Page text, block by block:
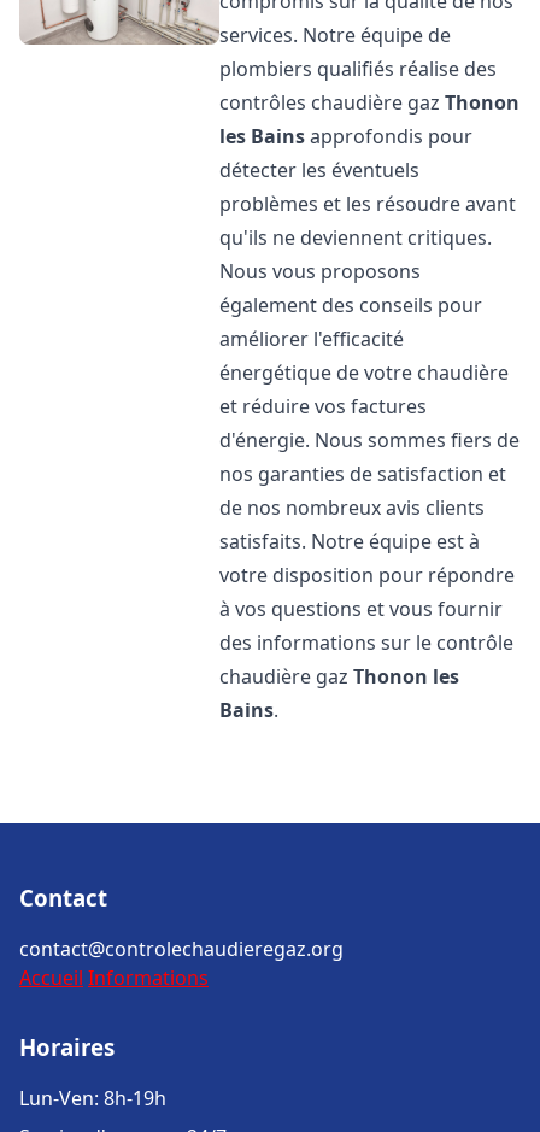
services. Notre équipe de
plombiers qualifiés réalise des
contrôles chaudière gazThonon
les Bainsapprofondis pour
détecter les éventuels
problèmes et les résoudre avant
qu'ils ne deviennent critiques.
Nous vous proposons
également des conseils pour
améliorer l'efficacité
énergétique de votre chaudière
et réduire vos factures
d'énergie. Nous sommes fiers de
nos garanties de satisfaction et
de nos nombreux avis clients
satisfaits. Notre équipe est à
votre disposition pour répondre
à vos questions et vous fournir
des informations sur le contrôle
chaudière gazThonon les
Bains.
Contact
contact@controlechaudieregaz.org
Accueil Informations
Horaires
Lun-Ven: 8h-19h